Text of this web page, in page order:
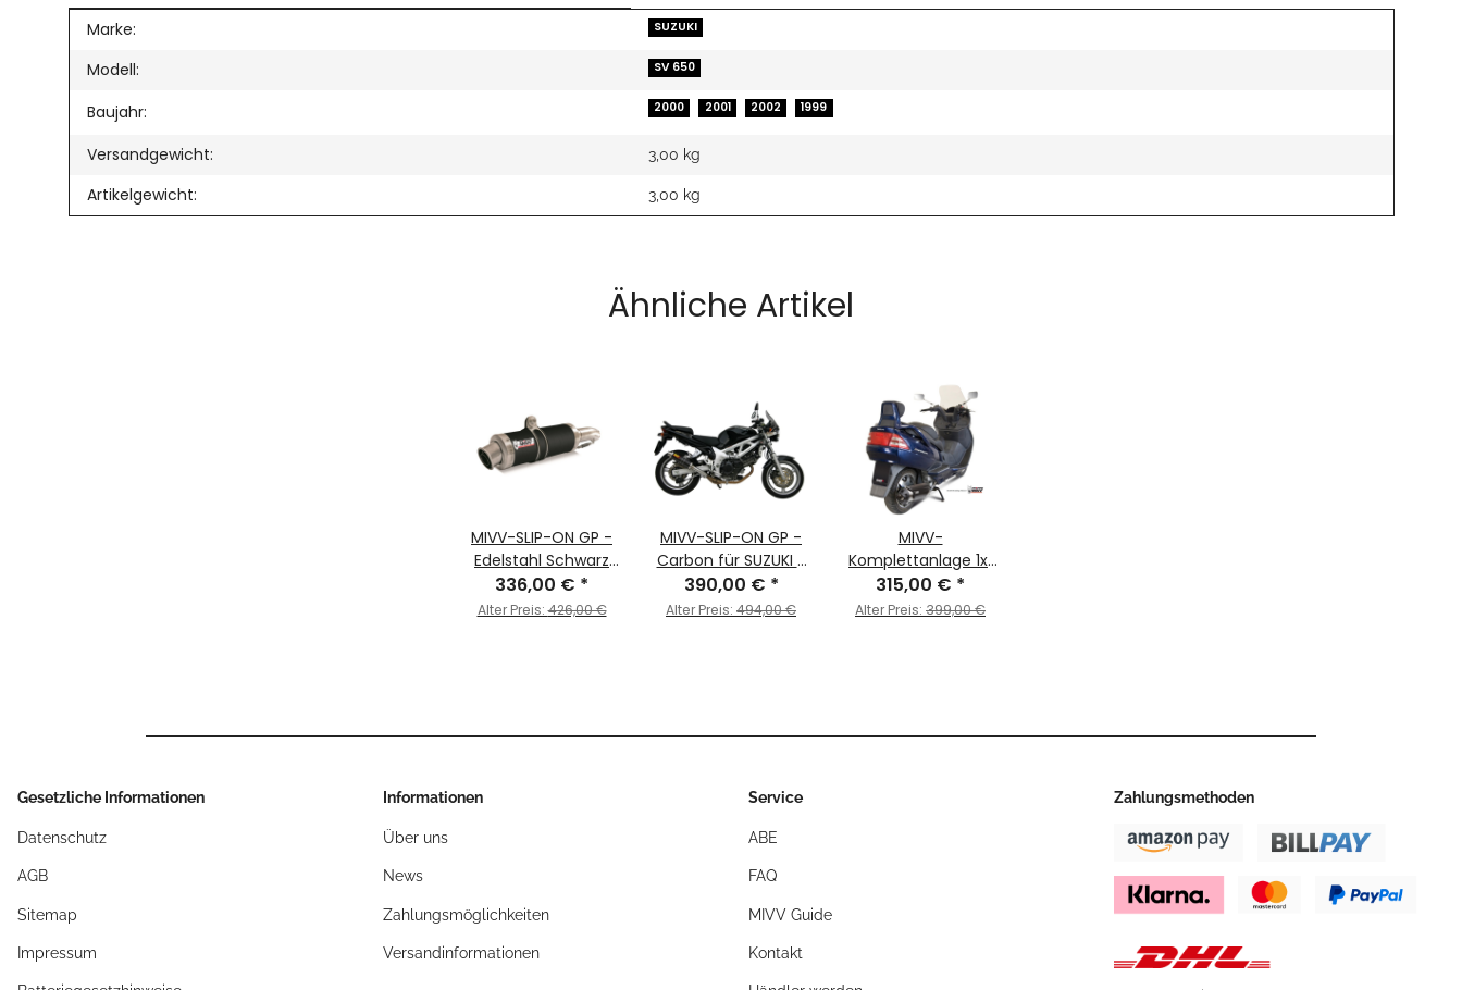
Produkteigenschaft
Wert
Marke: SUZUKI
Modell: SV 650
Baujahr: 2000 2001 2002 1999
Versandgewicht: 3,00 kg
Artikelgewicht: 3,00 kg
Ähnliche Artikel
MIVV-SLIP-ON GP -
Edelstahl Schwarz
für SUZUKI - SV 650
BJ. 1999 > 2002 -
336,00 € *
Alter Preis:426,00 €
MIVV-SLIP-ON GP -
Carbon für SUZUKI -
SV 650 BJ. 1999 >
2002 - S.004.L2S
390,00 € *
Alter Preis: 494,00 €
MIVV-
Komplettanlage 1x1
URBAN - Edelstahl
für SUZUKI -
315,00 € *
Alter Preis: 399,00 €
Gesetzliche Informationen
Datenschutz
AGB
Sitemap
Impressum
Informationen
Über uns
News
Zahlungsmöglichkeiten
Versandinformationen
Service
ABE
FAQ
MIVV Guide
Kontakt
Zahlungsmethoden